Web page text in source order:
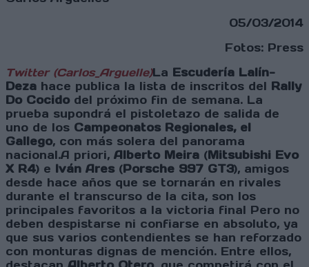
05/03/2014
Fotos: Press
Twitter (Carlos_Arguelle)La Escudería Lalín-
Deza hace publica la lista de inscritos del Rally
Do Cocido del próximo fin de semana. La
prueba supondrá el pistoletazo de salida de
uno de los Campeonatos Regionales, el
Gallego, con más solera del panorama
nacional.A priori, Alberto Meira (Mitsubishi Evo
X R4) e Iván Ares (Porsche 997 GT3), amigos
desde hace años que se tornarán en rivales
durante el transcurso de la cita, son los
principales favoritos a la victoria final Pero no
deben despistarse ni confiarse en absoluto, ya
que sus varios contendientes se han reforzado
con monturas dignas de mención. Entre ellos,